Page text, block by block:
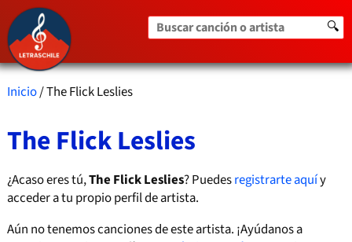
Buscar canción o artista 🔍
Inicio/ The Flick Leslies
The Flick Leslies
¿Acaso eres tú,The Flick Leslies? Puedesregistrarte aquíy
acceder a tu propio perfil de artista.
Aún no tenemos canciones de este artista. ¡Ayúdanos a